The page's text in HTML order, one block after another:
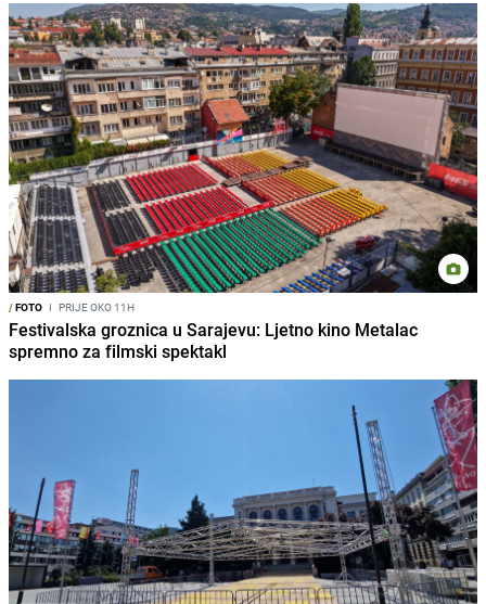
/FOTO I PRIJE OKO 11H
Festivalska groznica u Sarajevu: Ljetno kino Metalac
spremno za filmski spektakl